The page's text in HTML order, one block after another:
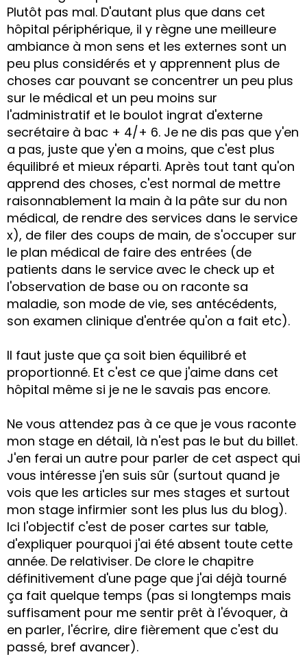
Plutôt pas mal. D'autant plus que dans cet
hôpital périphérique, il y règne une meilleure
ambiance à mon sens et les externes sont un
peu plus considérés et y apprennent plus de
choses car pouvant se concentrer un peu plus
sur le médical et un peu moins sur
l'administratif et le boulot ingrat d'externe
secrétaire à bac + 4/+ 6. Je ne dis pas que y'en
a pas, juste que y'en a moins, que c'est plus
équilibré et mieux réparti. Après tout tant qu'on
apprend des choses, c'est normal de mettre
raisonnablement la main à la pâte sur du non
médical, de rendre des services dans le service
x), de filer des coups de main, de s'occuper sur
le plan médical de faire des entrées (de
patients dans le service avec le check up et
l'observation de base ou on raconte sa
maladie, son mode de vie, ses antécédents,
son examen clinique d'entrée qu'on a fait etc).
Il faut juste que ça soit bien équilibré et
proportionné. Et c'est ce que j'aime dans cet
hôpital même si je ne le savais pas encore.
Ne vous attendez pas à ce que je vous raconte
mon stage en détail, là n'est pas le but du billet.
J'en ferai un autre pour parler de cet aspect qui
vous intéresse j'en suis sûr (surtout quand je
vois que les articles sur mes stages et surtout
mon stage infirmier sont les plus lus du blog).
Ici l'objectif c'est de poser cartes sur table,
d'expliquer pourquoi j'ai été absent toute cette
année. De relativiser. De clore le chapitre
définitivement d'une page que j'ai déjà tourné
ça fait quelque temps (pas si longtemps mais
suffisament pour me sentir prêt à l'évoquer, à
en parler, l'écrire, dire fièrement que c'est du
passé, bref avancer).